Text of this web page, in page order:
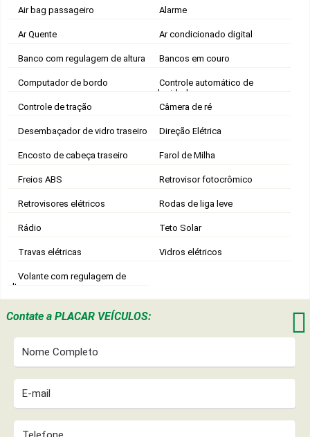
Air bag passageiro Alarme
Ar Quente Ar condicionado digital
Banco com regulagem de altura Bancos em couro
Computador de bordo
Controle automático de
velocidade
Controle de tração
Câmera de ré
Desembaçador de vidro traseiro Direção Elétrica
Encosto de cabeça traseiro Farol de Milha
Freios ABS Retrovisor fotocrômico
Retrovisores elétricos Rodas de liga leve
Rádio Teto Solar
Travas elétricas Vidros elétricos
Volante com regulagem de
altura
Contate a PLACAR VEÍCULOS: 